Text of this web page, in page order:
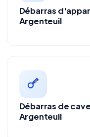
Débarras
Argenteuil
Débarras de
Argenteuil